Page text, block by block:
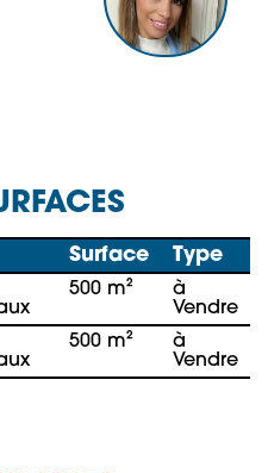
Surface Type
500 m²
à
Vendre
500 m²
à
Vendre